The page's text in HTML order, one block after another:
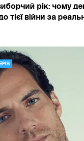
рік: чому
тієї війни за